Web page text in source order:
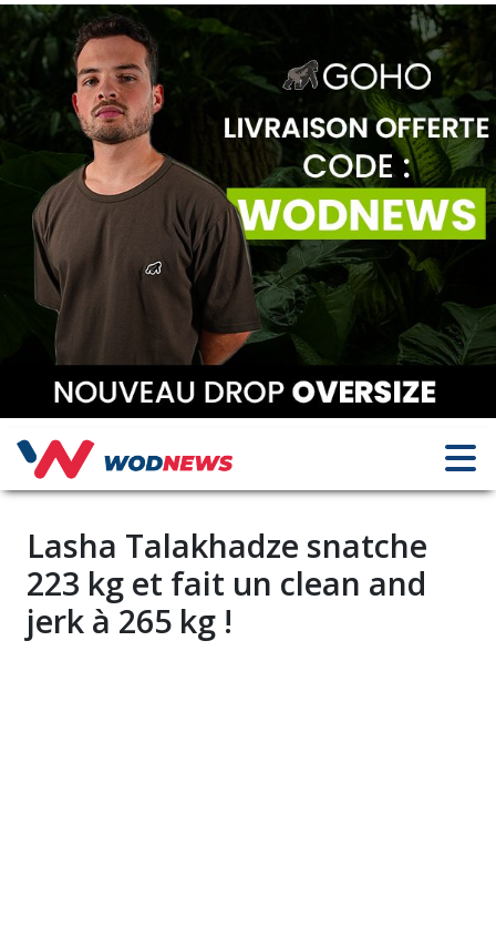
Lasha Talakhadze snatche
223 kg et fait un clean and
jerk à 265 kg !